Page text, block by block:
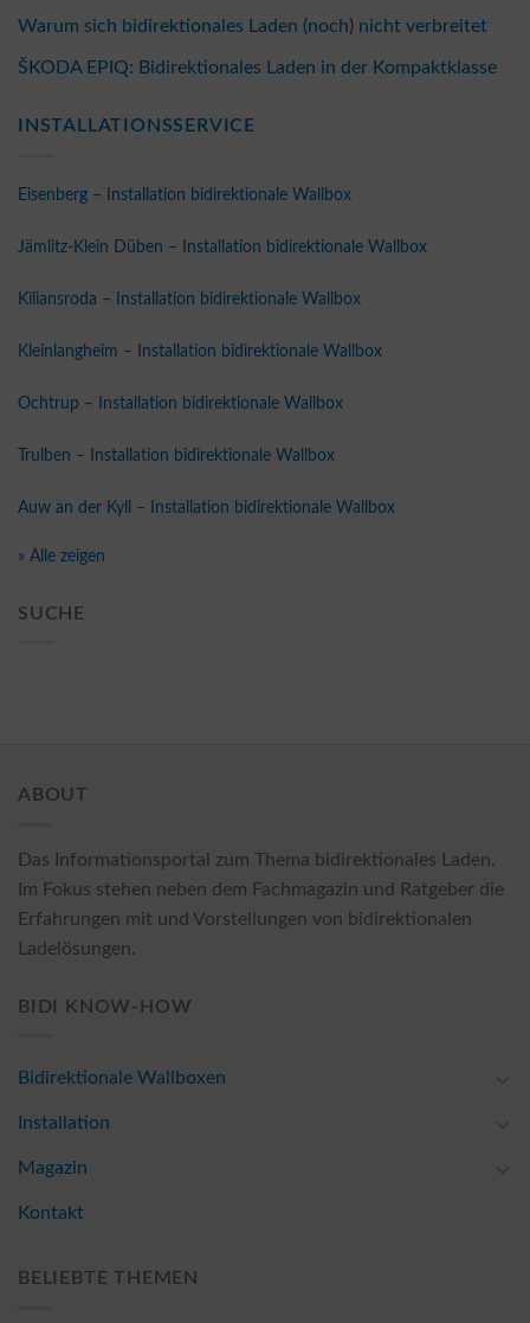
Warum sich bidirektionales Laden (noch) nicht verbreitet
ŠKODA EPIQ: Bidirektionales Laden in der Kompaktklasse
INSTALLATIONSSERVICE
Eisenberg – Installation bidirektionale Wallbox
Jämlitz-Klein Düben – Installation bidirektionale Wallbox
Kiliansroda – Installation bidirektionale Wallbox
Kleinlangheim – Installation bidirektionale Wallbox
Ochtrup – Installation bidirektionale Wallbox
Trulben – Installation bidirektionale Wallbox
Auw an der Kyll – Installation bidirektionale Wallbox
» Alle zeigen
SUCHE
ABOUT
Das Informationsportal zum Thema bidirektionales Laden.
Im Fokus stehen neben dem Fachmagazin und Ratgeber die
Erfahrungen mit und Vorstellungen von bidirektionalen
Ladelösungen.
BIDI KNOW-HOW
Bidirektionale Wallboxen
Installation
Magazin
Kontakt
BELIEBTE THEMEN